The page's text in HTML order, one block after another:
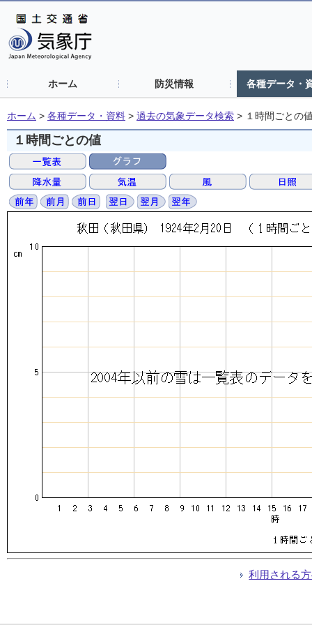
ホーム 防災情報 各種データ・
ホーム > 各種データ・資料 > 過去の気象データ検索 > １時間ごとの
１時間ごとの値
利用される